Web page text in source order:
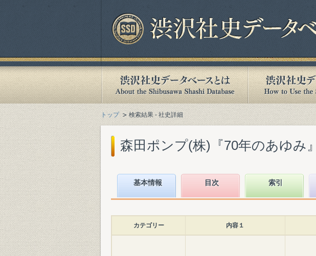
トップ 検索結果 - 社史詳細
森田ポンプ(株)『70年のあゆみ
基本情報 目次 索引
カテゴリー 内容１